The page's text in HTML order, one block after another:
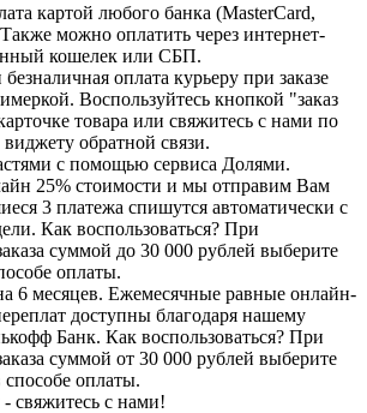
картой любого банка (MasterCard,
можно оплатить через интернет-
кошелек или СБП.
оплата курьеру при заказе
Воспользуйтесь кнопкой "заказ
товара или свяжитесь с нами по
обратной связи.
с помощью сервиса Долями.
25% стоимости и мы отправим Вам
3 платежа спишутся автоматически с
Как воспользоваться? При
суммой до 30 000 рублей выберите
оплаты.
6 месяцев. Ежемесячные равные онлайн-
доступны благодаря нашему
Банк. Как воспользоваться? При
суммой от 30 000 рублей выберите
оплаты.
свяжитесь с нами!